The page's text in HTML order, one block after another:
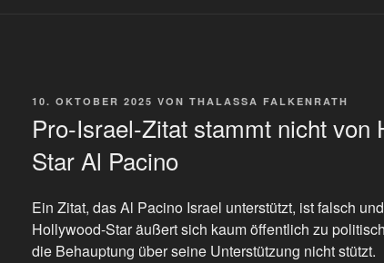
VERÖFFENTLICHT
10. OKTOBER 2025 VON THALASSA FALKENRATH
Pro-Israel-Zitat stammt nicht von
Star Al Pacino
Ein Zitat, das Al Pacino Israel unterstützt, ist falsch
Hollywood-Star äußert sich kaum öffentlich zu
die Behauptung über seine Unterstützung nicht stützt.